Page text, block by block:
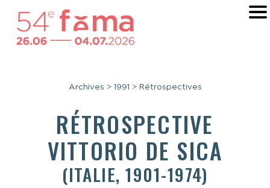
Archives > 1991 > Rétrospectives
RÉTROSPECTIVE
VITTORIO DE SICA
(ITALIE, 1901-1974)